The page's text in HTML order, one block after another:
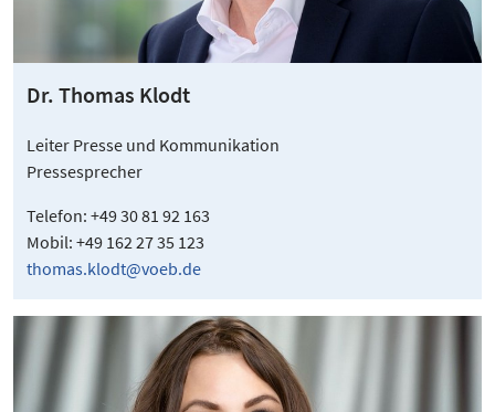
Dr. Thomas Klodt
Leiter Presse und Kommunikation
Pressesprecher
Telefon: +49 30 81 92 163
Mobil: +49 162 27 35 123
thomas.klodt@voeb.de